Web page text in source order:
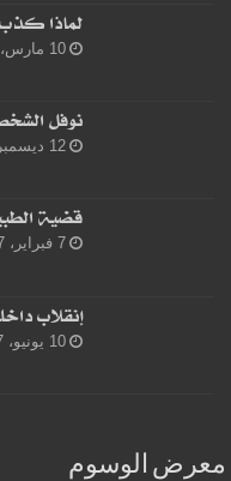
لماذا كذب
10 مارس، 2017
نوفل
12 ديسمبر، 2016
قضية
7 فبراير، 2017
إنقلاب
10 يونيو، 2017
معرض الوسوم